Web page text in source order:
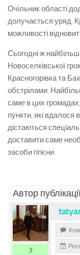
Очільник області
долучається уряд.
можливості
Сьогодні ж
Новоселківської
Красногорівка та
обстрілами.
саме в цих
пункти, які
дістаються
доставити саме
засоби гігієни.
Автор
3